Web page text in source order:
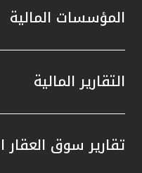
المؤسسات المالية
التقارير المالية
تقارير سوق العقار